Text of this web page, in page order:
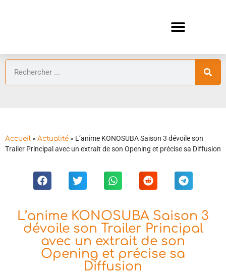
Accueil » Actualité » L’anime KONOSUBA Saison 3 dévoile son
Trailer Principal avec un extrait de son Opening et précise sa Diffusion
L’anime KONOSUBA Saison 3
dévoile son Trailer Principal
avec un extrait de son
Opening et précise sa
Diffusion